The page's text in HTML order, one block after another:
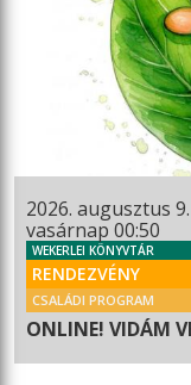
2026. augusztus 9.
vasárnap 00:50
WEKERLEI KÖNYVTÁR
RENDEZVÉNY
CSALÁDI PROGRAM
ONLINE! VIDÁM